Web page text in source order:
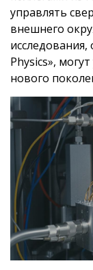
управлять
внешнего
Physics»,
нового